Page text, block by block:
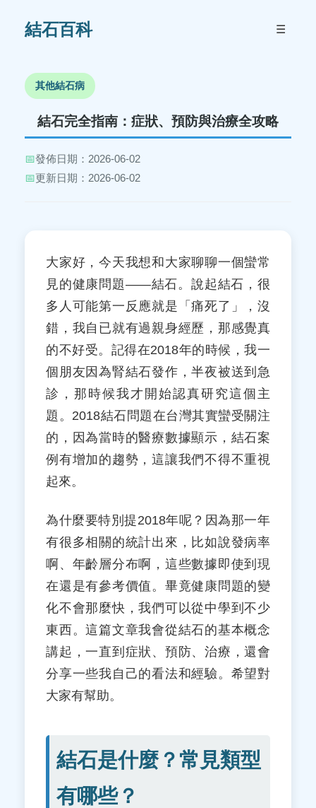
結石百科 ☰
其他結石病
結石完全指南：症狀、預防與治療全攻略
📅發佈日期：2026-06-02
📅更新日期：2026-06-02
大家好，今天我想和大家聊聊一個蠻常
見的健康問題——結石。說起結石，很
多人可能第一反應就是「痛死了」，沒
錯，我自已就有過親身經歷，那感覺真
的不好受。記得在2018年的時候，我一
個朋友因為腎結石發作，半夜被送到急
診，那時候我才開始認真研究這個主
題。2018結石問題在台灣其實蠻受關注
的，因為當時的醫療數據顯示，結石案
例有增加的趨勢，這讓我們不得不重視
起來。
為什麼要特別提2018年呢？因為那一年
有很多相關的統計出來，比如說發病率
啊、年齡層分布啊，這些數據即使到現
在還是有參考價值。畢竟健康問題的變
化不會那麼快，我們可以從中學到不少
東西。這篇文章我會從結石的基本概念
講起，一直到症狀、預防、治療，還會
分享一些我自己的看法和經驗。希望對
大家有幫助。
結石是什麼？常見類型
有哪些？